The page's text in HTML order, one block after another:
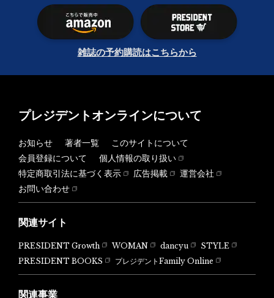
雑誌の予約購読はこちらから
プレジデントオンラインについて
お知らせ 著者一覧
このサイトについて
会員登録について
個人情報の取り扱い
特定商取引法に基づく表示
広告掲載
運営会社
お問い合わせ
関連サイト
PRESIDENT Growth WOMAN dancyu
STYLE
PRESIDENT BOOKS
プレジデントFamily Online
関連事業